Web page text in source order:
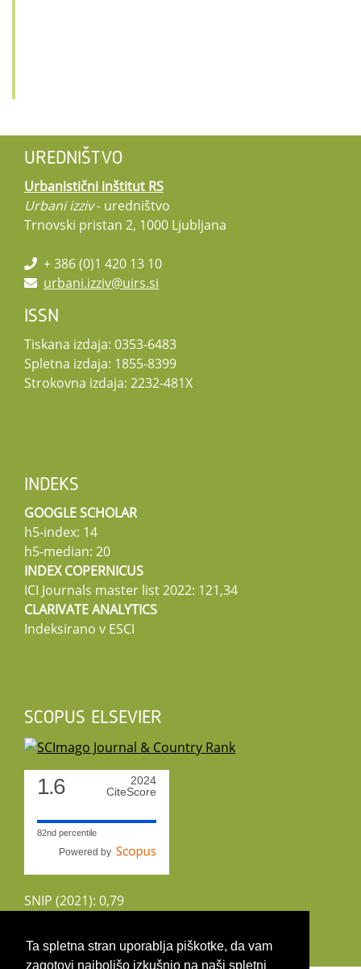
Ta spletna stran uporablja piškotke, da vam
zagotovi najboljšo izkušnjo na naši spletni
UREDNIŠTVO
Urbanistični inštitut RS
Urbani izziv- uredništvo
Trnovski pristan 2, 1000 Ljubljana
+ 386 (0)1 420 13 10
urbani.izziv@uirs.si
ISSN
Tiskana izdaja: 0353-6483
Spletna izdaja: 1855-8399
Strokovna izdaja: 2232-481X
INDEKS
GOOGLE SCHOLAR
h5-index: 14
h5-median: 20
INDEX COPERNICUS
ICI Journals master list 2022: 121,34
CLARIVATE ANALYTICS
Indeksirano v ESCI
SCOPUS ELSEVIER
1.6
2024
CiteScore
82nd percentile
Powered by
SNIP (2021): 0,79